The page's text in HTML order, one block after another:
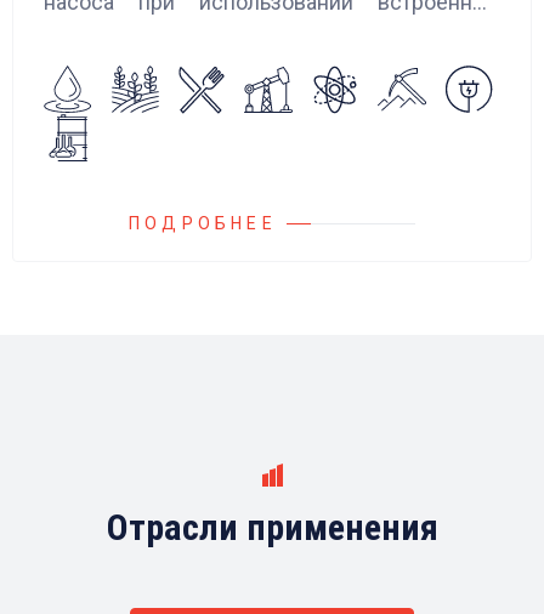
Блок управления Ареоматик совместим с
любыми насосами российских и
иностранных производителей.
ПОДРОБНЕЕ
Отрасли применения